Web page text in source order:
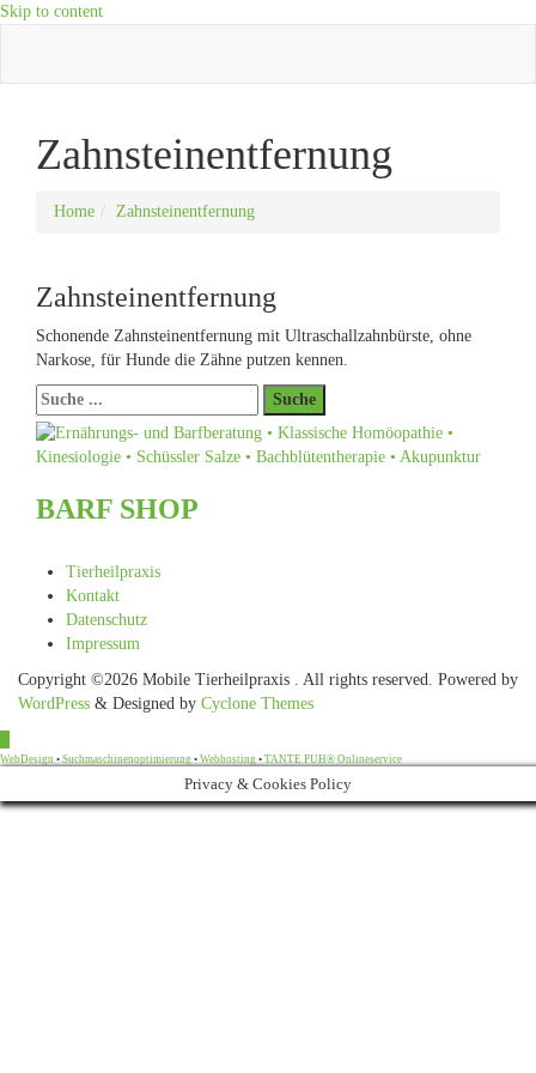
Skip to content
Zahnsteinentfernung
Home Zahnsteinentfernung
Zahnsteinentfernung
Schonende Zahnsteinentfernung mit Ultraschallzahnbürste, ohne
Narkose, für Hunde die Zähne putzen kennen.
BARF SHOP
Tierheilpraxis
Kontakt
Datenschutz
Impressum
Copyright ©2026 Mobile Tierheilpraxis . All rights reserved. Powered by
WordPress & Designed by Cyclone Themes
WebDesign • Suchmaschinenoptimierung • Webhosting • TANTE PUH® Onlineservice
Privacy & Cookies Policy